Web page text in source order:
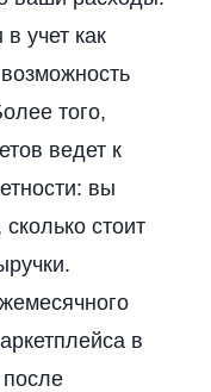
учет как
того,
ведет к
вы
стоит
в
после